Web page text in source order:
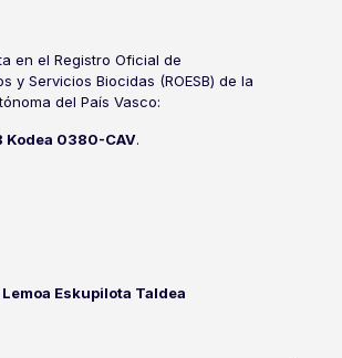
en el Registro Oficial de
y Servicios Biocidas (ROESB) de la
del País Vasco:
Kodea 0380-CAV.
Lemoa Eskupilota Taldea